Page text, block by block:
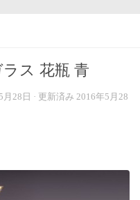
ス 花瓶 青
月28日 · 更新済み 2016年5月28